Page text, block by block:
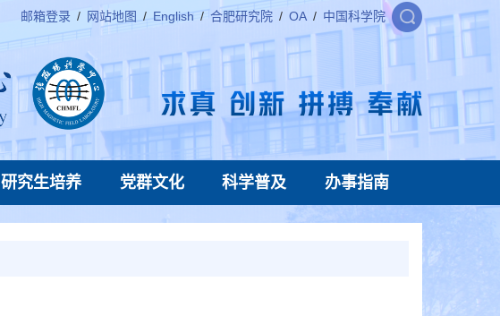
邮箱登录 / 网站地图 / English / 合肥研究院 / OA / 中国科学院
研究生培养 党群文化 科学普及 办事指南